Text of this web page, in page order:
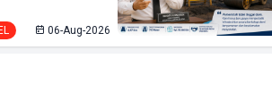
06-Aug-2026